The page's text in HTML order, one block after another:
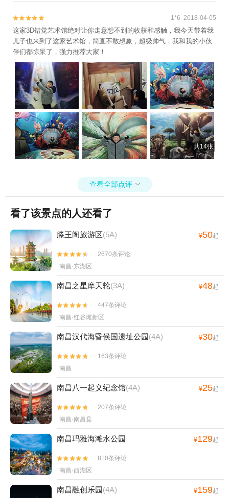

 1*6 2018-04-05
这家3D错觉艺术馆绝对让你走意想不到的收获和感触，我今天带着我
儿子也来到了这家艺术馆，简直不敢想象，超级帅气，我和我的小伙
伴们都惊呆了，强力推荐大家！
共14张
查看全部点评 
看了该景点的人还看了
滕王阁旅游区(5A) ¥50起


2670条评论
南昌·东湖区
南昌之星摩天轮(3A) ¥48起


447条评论
南昌·红谷滩新区
南昌汉代海昏侯国遗址公园(4A) ¥30起


163条评论
南昌
南昌八一起义纪念馆(4A) ¥25起


207条评论
南昌·南昌县
南昌玛雅海滩水公园 ¥129起


810条评论
南昌·西湖区
南昌融创乐园(4A) ¥159起